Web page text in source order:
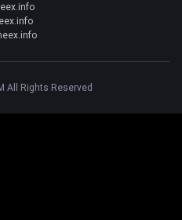
All Rights Reserved